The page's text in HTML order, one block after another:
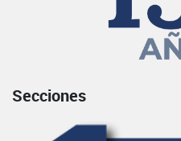
Secciones